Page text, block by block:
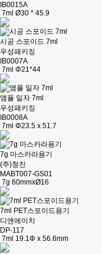
IB0015A
7ml Ø30 * 45.9
시공 스포이드 7ml
우성패키징
IB0007A
7ml Φ21*44
앰플 일자 7ml
우성패키징
IB0008A
7ml Φ23.5 x 51.7
7g 마스카라용기
(주)청진
MABT007-GS01
7g 60mmxØ16
7ml PET스포이드용기
디앤에이치
DP-117
7ml 19.1Φ x 56.6mm